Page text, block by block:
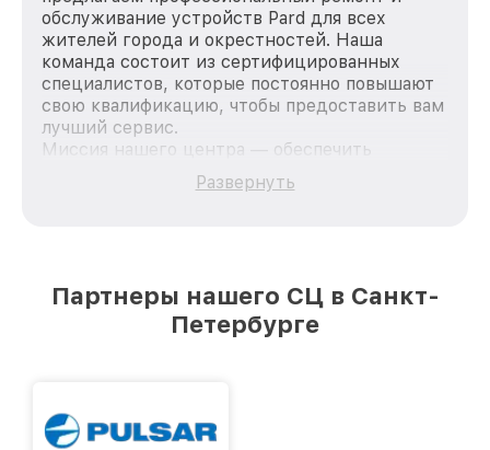
обслуживание устройств Pard для всех
жителей города и окрестностей. Наша
команда состоит из сертифицированных
специалистов, которые постоянно повышают
свою квалификацию, чтобы предоставить вам
лучший сервис.
Миссия нашего центра — обеспечить
качественный и доступный ремонт для
каждого пользователя продукции Pard, вне
лучшим сервисным центром Pard в городе
Санкт-Петербурге, постоянно повышая
Развернуть
Партнеры нашего СЦ в Санкт-
Петербурге